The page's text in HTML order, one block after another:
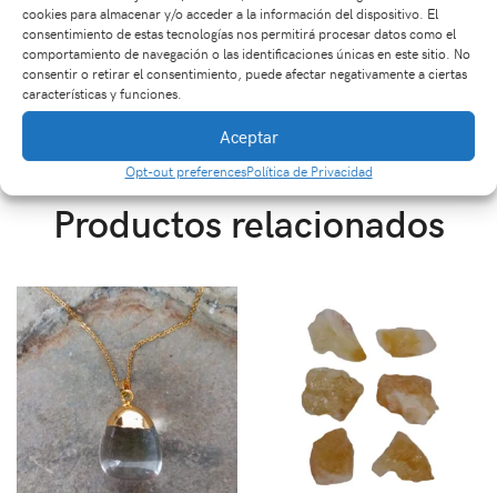
cookies para almacenar y/o acceder a la información del dispositivo. El
consentimiento de estas tecnologías nos permitirá procesar datos como el
comportamiento de navegación o las identificaciones únicas en este sitio. No
consentir o retirar el consentimiento, puede afectar negativamente a ciertas
características y funciones.
Aceptar
Opt-out preferencesPolítica de Privacidad
EAN: 7708304574281
GTIN: 7708304574281
SKU: Ja2595
Categorías:
Productos relacionados